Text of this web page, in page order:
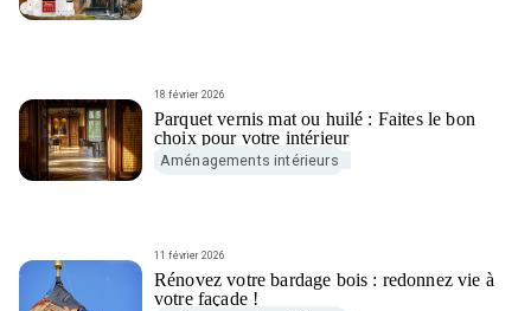
18 février 2026
Parquet vernis mat ou huilé : Faites le bon
choix pour votre intérieur
Aménagements intérieurs
11 février 2026
Rénovez votre bardage bois : redonnez vie à
votre façade !